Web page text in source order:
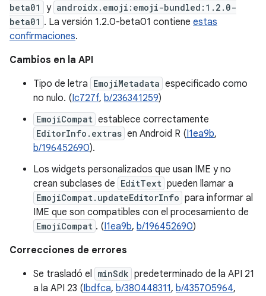
beta01
y androidx.emoji:emoji-bundled:1.2.0-
beta01 . La versión 1.2.0-beta01 contiene estas
confirmaciones.
Cambios en la API
Tipo de letra EmojiMetadata especificado como
no nulo. (Ic727f, b/236341259)
EmojiCompat establece correctamente
EditorInfo.extras en Android R (I1ea9b,
b/196452690).
Los widgets personalizados que usan IME y no
crean subclases de EditText pueden llamar a
EmojiCompat.updateEditorInfo para informar al
IME que son compatibles con el procesamiento de
EmojiCompat . (I1ea9b, b/196452690)
Correcciones de errores
Se trasladó el minSdk predeterminado de la API 21
a la API 23 (Ibdfca, b/380448311, b/435705964,